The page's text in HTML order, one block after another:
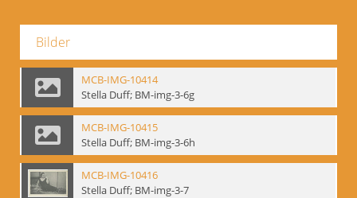
Bilder
MCB-IMG-10414
Stella Duff; BM-img-3-6g
MCB-IMG-10415
Stella Duff; BM-img-3-6h
MCB-IMG-10416
Stella Duff; BM-img-3-7